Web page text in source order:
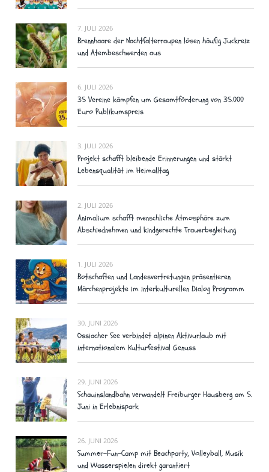
7. JULI 2026
Brennhaare der Nachtfalterraupen lösen häufig Juckreiz
und Atembeschwerden aus
6. JULI 2026
35 Vereine kämpfen um Gesamtförderung von 35.000
Euro Publikumspreis
3. JULI 2026
Projekt schafft bleibende Erinnerungen und stärkt
Lebensqualität im Heimalltag
2. JULI 2026
Animalium schafft menschliche Atmosphäre zum
Abschiednehmen und kindgerechte Trauerbegleitung
1. JULI 2026
Botschaften und Landesvertretungen präsentieren
Märchenprojekte im interkulturellen Dialog Programm
30. JUNI 2026
Ossiacher See verbindet alpinen Aktivurlaub mit
internationalem Kulturfestival Genuss
29. JUNI 2026
Schauinslandbahn verwandelt Freiburger Hausberg am 5.
Juni in Erlebnispark
26. JUNI 2026
Summer-Fun-Camp mit Beachparty, Volleyball, Musik
und Wasserspielen direkt garantiert